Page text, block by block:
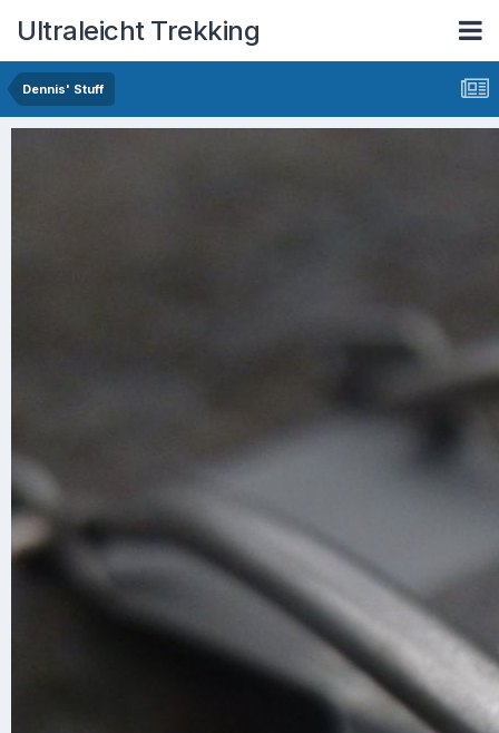
Ultraleicht Trekking
Dennis' Stuff